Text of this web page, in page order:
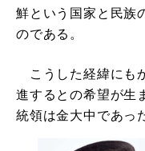
鮮という国家と民族
のである。
こうした経緯にも
進するとの希望が生
統領は金大中であっ